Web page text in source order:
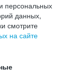
персональных
данных,
смотрите
на сайте